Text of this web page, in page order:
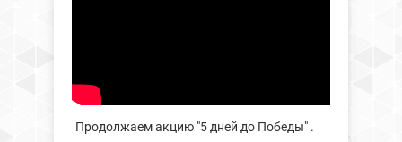
Продолжаем акцию "5 дней до Победы" .